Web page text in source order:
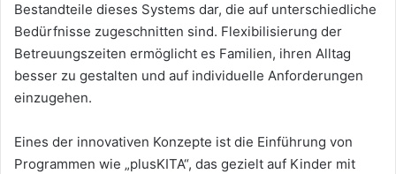
Bestandteile dieses Systems dar, die auf unterschiedliche
Bedürfnisse zugeschnitten sind. Flexibilisierung der
Betreuungszeiten ermöglicht es Familien, ihren Alltag
besser zu gestalten und auf individuelle Anforderungen
einzugehen.
Eines der innovativen Konzepte ist die Einführung von
Programmen wie „plusKITA“, das gezielt auf Kinder mit